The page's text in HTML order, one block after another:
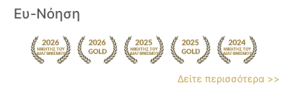
Ευ-Νόηση
Δείτε περισσότερα >>